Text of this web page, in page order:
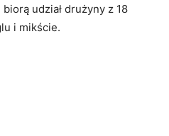
udział drużyny z 18
i mikście.